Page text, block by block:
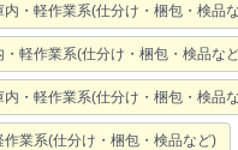
・軽作業系(仕分け・梱包・検品
・軽作業系(仕分け・梱包・検品な
・軽作業系(仕分け・梱包・検品
業系(仕分け・梱包・検品など)